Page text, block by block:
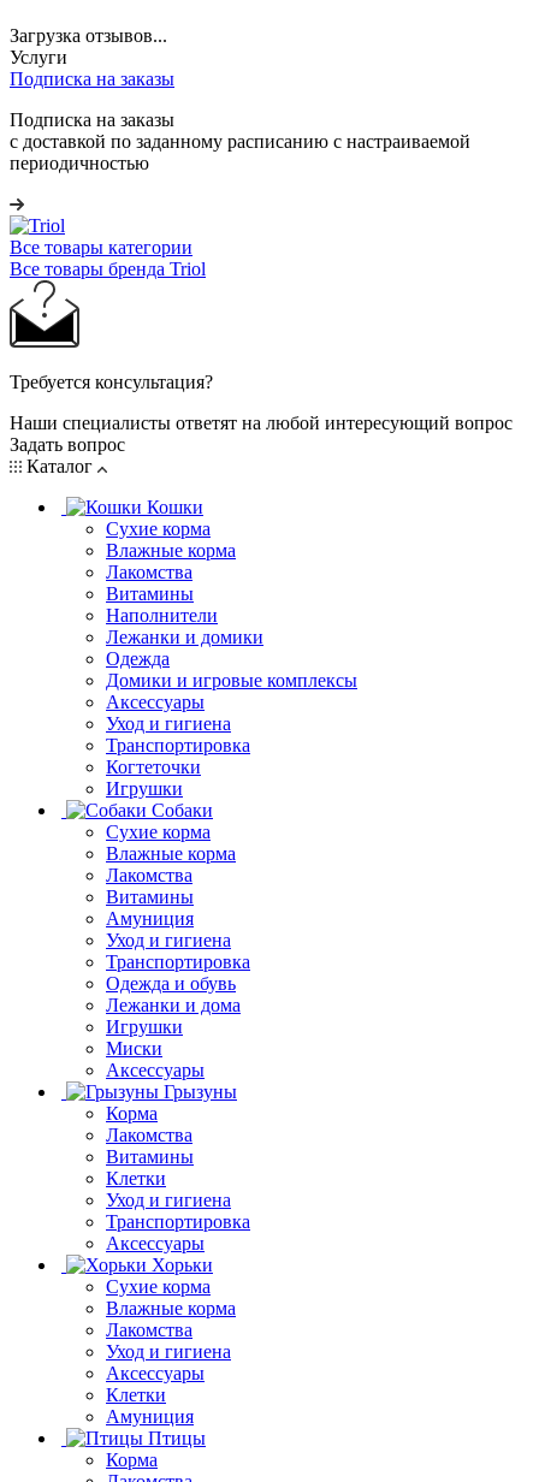
Загрузка отзывов...
Услуги
Подписка на заказы
Подписка на заказы
с доставкой по заданному расписанию с настраиваемой
периодичностью
Все товары категории
Все товары бренда Triol
Требуется консультация?
Наши специалисты ответят на любой интересующий вопрос
Задать вопрос
Каталог
Кошки
Сухие корма
Влажные корма
Лакомства
Витамины
Наполнители
Лежанки и домики
Одежда
Домики и игровые комплексы
Аксессуары
Уход и гигиена
Транспортировка
Когтеточки
Игрушки
Собаки
Сухие корма
Влажные корма
Лакомства
Витамины
Амуниция
Уход и гигиена
Транспортировка
Одежда и обувь
Лежанки и дома
Игрушки
Миски
Аксессуары
Грызуны
Корма
Лакомства
Витамины
Клетки
Уход и гигиена
Транспортировка
Аксессуары
Хорьки
Сухие корма
Влажные корма
Лакомства
Уход и гигиена
Аксессуары
Клетки
Амуниция
Птицы
Корма